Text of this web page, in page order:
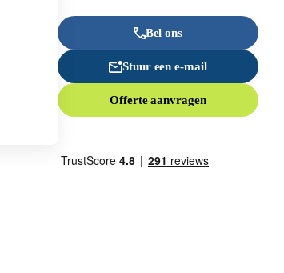
Bel ons
Stuur een e-mail
Offerte aanvragen